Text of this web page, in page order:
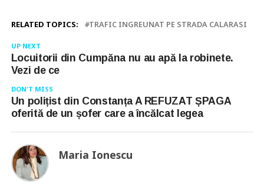
RELATED TOPICS: TRAFIC INGREUNAT PE STRADA CALARASI
UP NEXT
Locuitorii din Cumpăna nu au apă la robinete.
Vezi de ce
DON'T MISS
Un polițist din Constanța A REFUZAT ȘPAGA
oferită de un șofer care a încălcat legea
Maria Ionescu